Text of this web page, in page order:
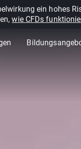
ein hohes
wie CFDs